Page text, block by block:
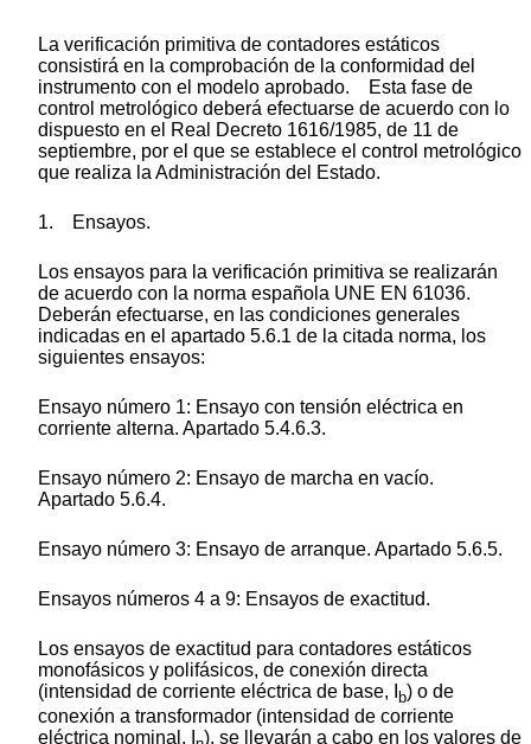
La verificación primitiva de contadores estáticos
consistirá en la comprobación de la conformidad del
instrumento con el modelo aprobado. Esta fase de
control metrológico deberá efectuarse de acuerdo con lo
dispuesto en el Real Decreto 1616/1985, de 11 de
septiembre, por el que se establece el control metrológico
que realiza la Administración del Estado.
1. Ensayos.
Los ensayos para la verificación primitiva se realizarán
de acuerdo con la norma española UNE EN 61036.
Deberán efectuarse, en las condiciones generales
indicadas en el apartado 5.6.1 de la citada norma, los
siguientes ensayos:
Ensayo número 1: Ensayo con tensión eléctrica en
corriente alterna. Apartado 5.4.6.3.
Ensayo número 2: Ensayo de marcha en vacío.
Apartado 5.6.4.
Ensayo número 3: Ensayo de arranque. Apartado 5.6.5.
Ensayos números 4 a 9: Ensayos de exactitud.
Los ensayos de exactitud para contadores estáticos
monofásicos y polifásicos, de conexión directa
(intensidad de corriente eléctrica de base, I
b) o de
conexión a transformador (intensidad de corriente
eléctrica nominal, I
), se llevarán a cabo en los valores de